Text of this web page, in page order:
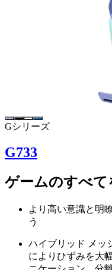
Gシリーズ
G733
ゲームのすべて
より高い意識と明
う
ハイブリッド メッ
によりひずみを大